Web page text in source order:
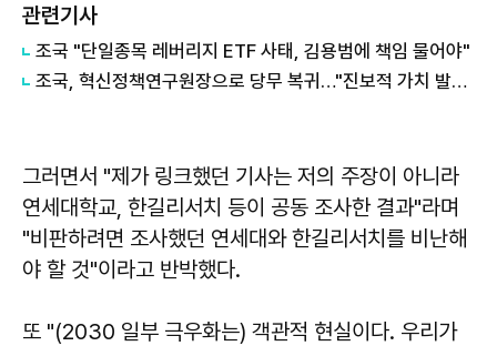
관련기사
조국 "단일종목 레버리지 ETF 사태, 김용범에 책임 물어야"
조국, 혁신정책연구원장으로 당무 복귀…"진보적 가치 발굴하겠다"
그러면서 "제가 링크했던 기사는 저의 주장이 아니라
연세대학교, 한길리서치 등이 공동 조사한 결과"라며
"비판하려면 조사했던 연세대와 한길리서치를 비난해
야 할 것"이라고 반박했다.
또 "(2030 일부 극우화는) 객관적 현실이다. 우리가